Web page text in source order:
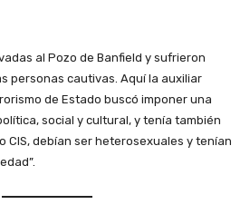
al Pozo de Banfield y sufrieron
personas cautivas. Aquí la auxiliar
de Estado buscó imponer una
social y cultural, y tenía también
CIS, debían ser heterosexuales y tenían